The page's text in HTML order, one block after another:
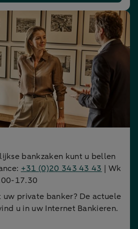
bankzaken kunt u bellen
+31 (0)20 343 43 43| Wk
17.30
private banker? De actuele
u in uw Internet Bankieren.